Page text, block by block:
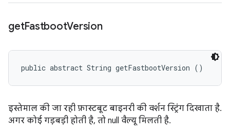
getFastbootVersion
public abstract String getFastbootVersion ()
इस्तेमाल की जा रही फ़ास्टबूट बाइनरी की वर्शन स्ट्रिंग दिखाता है.
अगर कोई गड़बड़ी होती है, तो null वैल्यू मिलती है.